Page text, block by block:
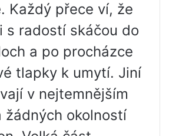
Každý přece ví, že
s radostí skáčou do
a po procházce
tlapky k umytí. Jiní
v nejtemnějším
žádných okolností